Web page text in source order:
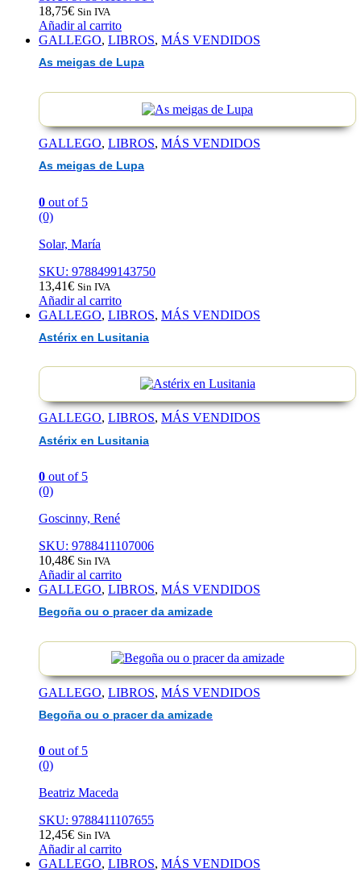
18,75€ Sin IVA
Añadir al carrito
GALLEGO, LIBROS, MÁS VENDIDOS
As meigas de Lupa
GALLEGO, LIBROS, MÁS VENDIDOS
As meigas de Lupa
0 out of 5
(0)
Solar, María
SKU: 9788499143750
13,41€ Sin IVA
Añadir al carrito
GALLEGO, LIBROS, MÁS VENDIDOS
Astérix en Lusitania
GALLEGO, LIBROS, MÁS VENDIDOS
Astérix en Lusitania
0 out of 5
(0)
Goscinny, René
SKU: 9788411107006
10,48€ Sin IVA
Añadir al carrito
GALLEGO, LIBROS, MÁS VENDIDOS
Begoña ou o pracer da amizade
GALLEGO, LIBROS, MÁS VENDIDOS
Begoña ou o pracer da amizade
0 out of 5
(0)
Beatriz Maceda
SKU: 9788411107655
12,45€ Sin IVA
Añadir al carrito
GALLEGO, LIBROS, MÁS VENDIDOS